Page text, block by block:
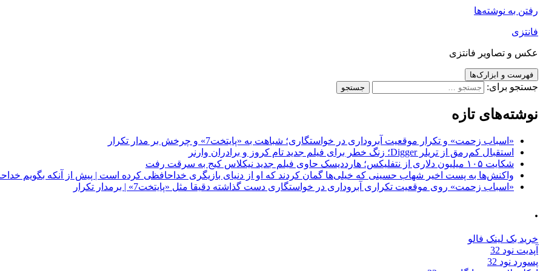
رفتن به نوشته‌ها
فانتزی
عکس و تصاویر فانتزی
فهرست و ابزارک‌ها
جستجو برای:
نوشته‌های تازه
«اسباب زحمت» و تکرار موقعیت آبروداری در خواستگاری؛ شباهت به «پایتخت7» و چرخش بر مدار تکرار
استقبال کم‌رمق از تریلر Digger؛ زنگ خطر برای فیلم جدید تام کروز و برادران وارنر
شکایت ۱۰۵ میلیون دلاری از نتفلیکس؛ هارددیسک حاوی فیلم جدید نیکلاس کیج به سرقت رفت
واکنش‌ها به پست اخیر شهاب حسینی که خیلی‌ها گمان کردند که او از دنیای بازیگری خداحافظی کرده است | پیش از آنکه بگویم
«اسباب زحمت» روی موقعیت تکراری آبروداری در خواستگاری دست گذاشته دقیقا مثل «پایتخت7» | برمدار تکرار
.
خرید بک لینک فالو
آپدیت نود 32
پسورد نود 32